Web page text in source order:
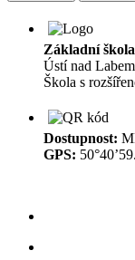
Základní
Ústí nad Labem
Škola s
Dostupnost:
GPS: